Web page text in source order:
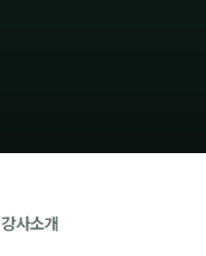
강사소개